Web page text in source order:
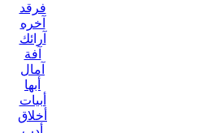
فرقد
آخره
آرائك
آفة
آمال
أبها
أبيات
أخلاق